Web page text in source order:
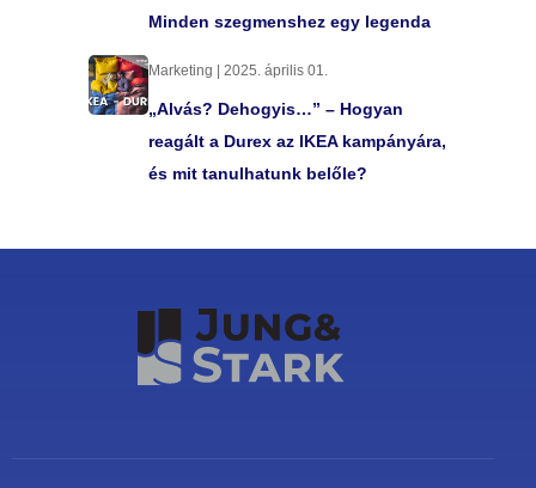
Minden szegmenshez egy legenda
Marketing | 2025. április 01.
„Alvás? Dehogyis…” – Hogyan
reagált a Durex az IKEA kampányára,
és mit tanulhatunk belőle?